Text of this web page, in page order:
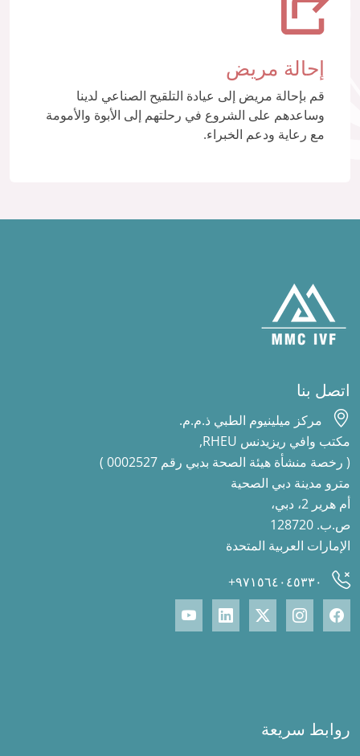
إحالة مريض
قم بإحالة مريض إلى عيادة التلقيح الصناعي لدينا
وساعدهم على الشروع في رحلتهم إلى الأبوة والأمومة
مع رعاية ودعم الخبراء.
اتصل بنا
مركز ميلينيوم الطبي ذ.م.م.
مكتب وافي ريزيدنس RHEU,
( رخصة منشأة هيئة الصحة بدبي رقم 0002527 )
مترو مدينة دبي الصحية
أم هرير 2، دبي،
ص.ب. 128720
الإمارات العربية المتحدة
٩٧١٥٦٤٠٤٥٣٣٠+
روابط سريعة